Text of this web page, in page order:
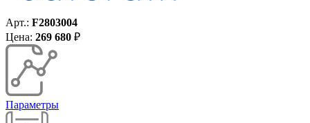
Арт.: F2803004
Цена: 269 680 ₽
Параметры